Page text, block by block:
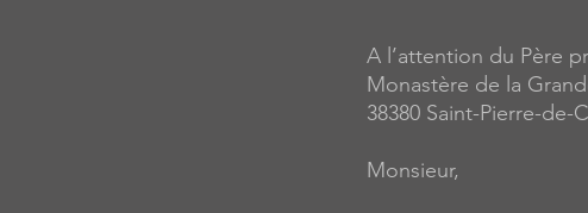
A l’attention du Père
Monastère de la
38380 Saint-Pierre-de-
Monsieur,